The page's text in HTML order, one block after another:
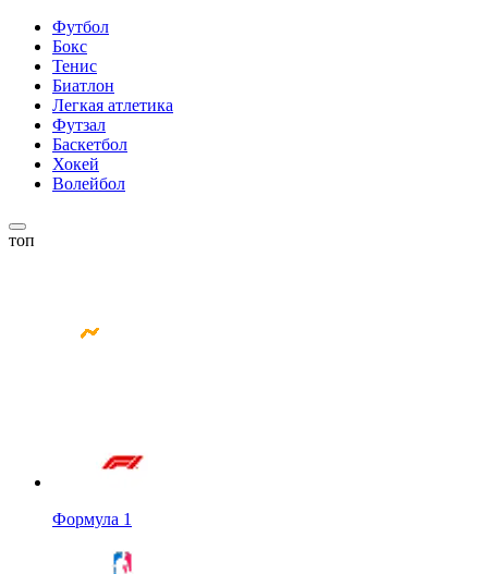
Футбол
Бокс
Тенис
Биатлон
Легкая атлетика
Футзал
Баскетбол
Хокей
Волейбол
топ
Формула 1